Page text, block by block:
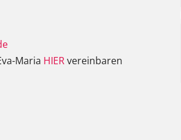
Maria HIERvereinbaren